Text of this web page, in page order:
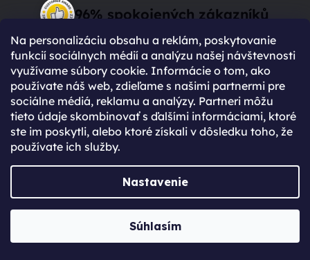
Na personalizáciu obsahu a reklám, poskytovanie
funkcií sociálnych médií a analýzu našej návštevnosti
využívame súbory cookie. Informácie o tom, ako
používate náš web, zdieľame s našimi partnermi pre
sociálne médiá, reklamu a analýzy. Partneri môžu
tieto údaje skombinovať s ďalšími informáciami, ktoré
ste im poskytli, alebo ktoré získali v dôsledku toho, že
používate ich služby.
Nastavenie
Súhlasím
96% spokojených zákazníků
(Based on 2750 Reviews)
Prečo sa zaregistrovať?
Rýchlejší nákup vďaka uloženým údajom
Prehľad o stave objednávky
Kompletná história objednávok
Špeciálne akcie, novinky a zľavy pre